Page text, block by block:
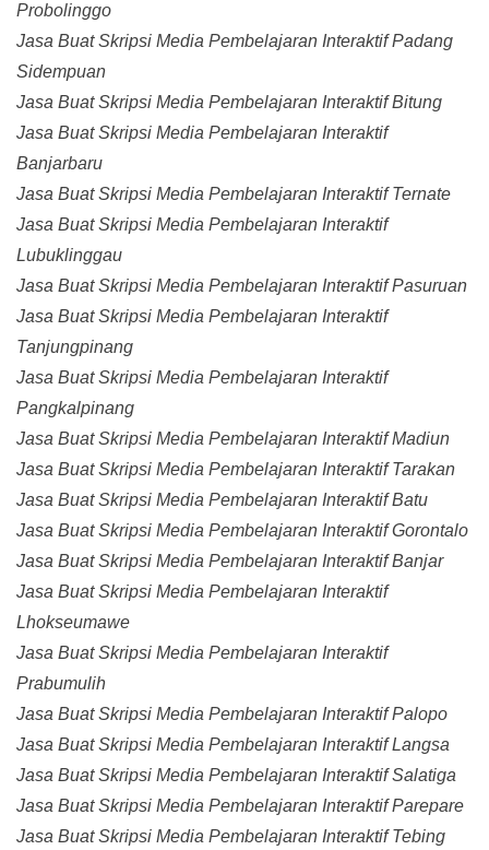
Probolinggo
Jasa Buat Skripsi Media Pembelajaran Interaktif Padang
Sidempuan
Jasa Buat Skripsi Media Pembelajaran Interaktif Bitung
Jasa Buat Skripsi Media Pembelajaran Interaktif
Banjarbaru
Jasa Buat Skripsi Media Pembelajaran Interaktif Ternate
Jasa Buat Skripsi Media Pembelajaran Interaktif
Lubuklinggau
Jasa Buat Skripsi Media Pembelajaran Interaktif Pasuruan
Jasa Buat Skripsi Media Pembelajaran Interaktif
Tanjungpinang
Jasa Buat Skripsi Media Pembelajaran Interaktif
Pangkalpinang
Jasa Buat Skripsi Media Pembelajaran Interaktif Madiun
Jasa Buat Skripsi Media Pembelajaran Interaktif Tarakan
Jasa Buat Skripsi Media Pembelajaran Interaktif Batu
Jasa Buat Skripsi Media Pembelajaran Interaktif Gorontalo
Jasa Buat Skripsi Media Pembelajaran Interaktif Banjar
Jasa Buat Skripsi Media Pembelajaran Interaktif
Lhokseumawe
Jasa Buat Skripsi Media Pembelajaran Interaktif
Prabumulih
Jasa Buat Skripsi Media Pembelajaran Interaktif Palopo
Jasa Buat Skripsi Media Pembelajaran Interaktif Langsa
Jasa Buat Skripsi Media Pembelajaran Interaktif Salatiga
Jasa Buat Skripsi Media Pembelajaran Interaktif Parepare
Jasa Buat Skripsi Media Pembelajaran Interaktif Tebing